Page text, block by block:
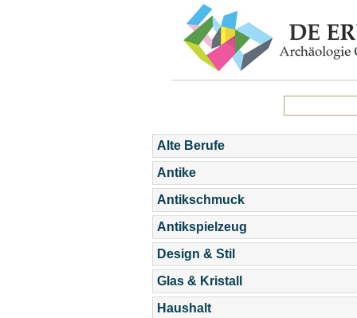
Alte Berufe
Antike
Antikschmuck
Antikspielzeug
Design & Stil
Glas & Kristall
Haushalt